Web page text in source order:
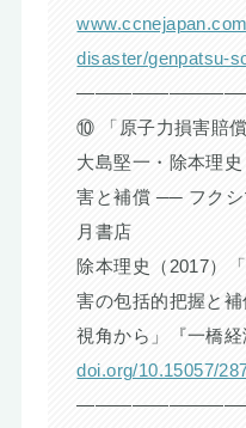
disaster/genpatsu-
⑩ 「原子力損害賠償
大島堅一・除本理
害と補償 ── フク
月書店
除本理史（2017）
害の包括的把握と
視角から」『一橋
doi.org/10.15057/